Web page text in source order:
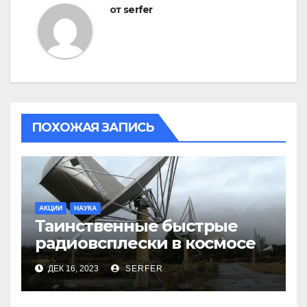
от serfer
ПОХОЖАЯ ЗАПИСЬ
АКЦИИ НАУКА
Таинственные быстрые
радиовсплески в космосе
сделались все более
странными
ДЕК 16, 2023 SERFER